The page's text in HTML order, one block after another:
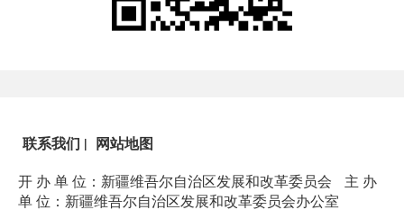
联系我们 | 网站地图
开 办 单 位：新疆维吾尔自治区发展和改革委员会
主 办
单 位：新疆维吾尔自治区发展和改革委员会办公室